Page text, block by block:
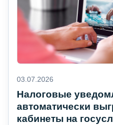
03.07.2026
Налоговые
автоматически
кабинеты на